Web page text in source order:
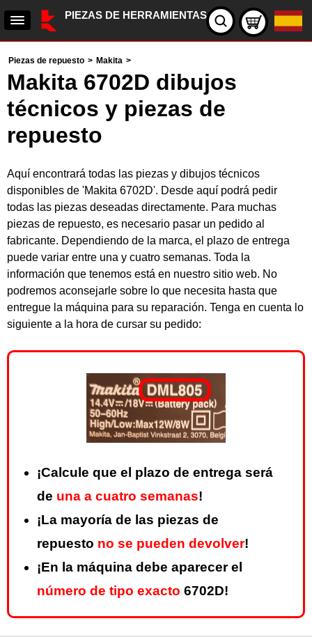
PIEZAS DE HERRAMIENTAS
Piezas de repuesto > Makita >
Makita 6702D dibujos
técnicos y piezas de
repuesto
Aquí encontrará todas las piezas y dibujos técnicos
disponibles de 'Makita 6702D'. Desde aquí podrá pedir
todas las piezas deseadas directamente. Para muchas
piezas de repuesto, es necesario pasar un pedido al
fabricante. Dependiendo de la marca, el plazo de entrega
puede variar entre una y cuatro semanas. Toda la
información que tenemos está en nuestro sitio web. No
podremos aconsejarle sobre lo que necesita hasta que
entregue la máquina para su reparación. Tenga en cuenta lo
siguiente a la hora de cursar su pedido:
¡Calcule que el plazo de entrega será
de una a cuatro semanas!
¡La mayoría de las piezas de
repuesto no se pueden devolver!
¡En la máquina debe aparecer el
número de tipo exacto 6702D!